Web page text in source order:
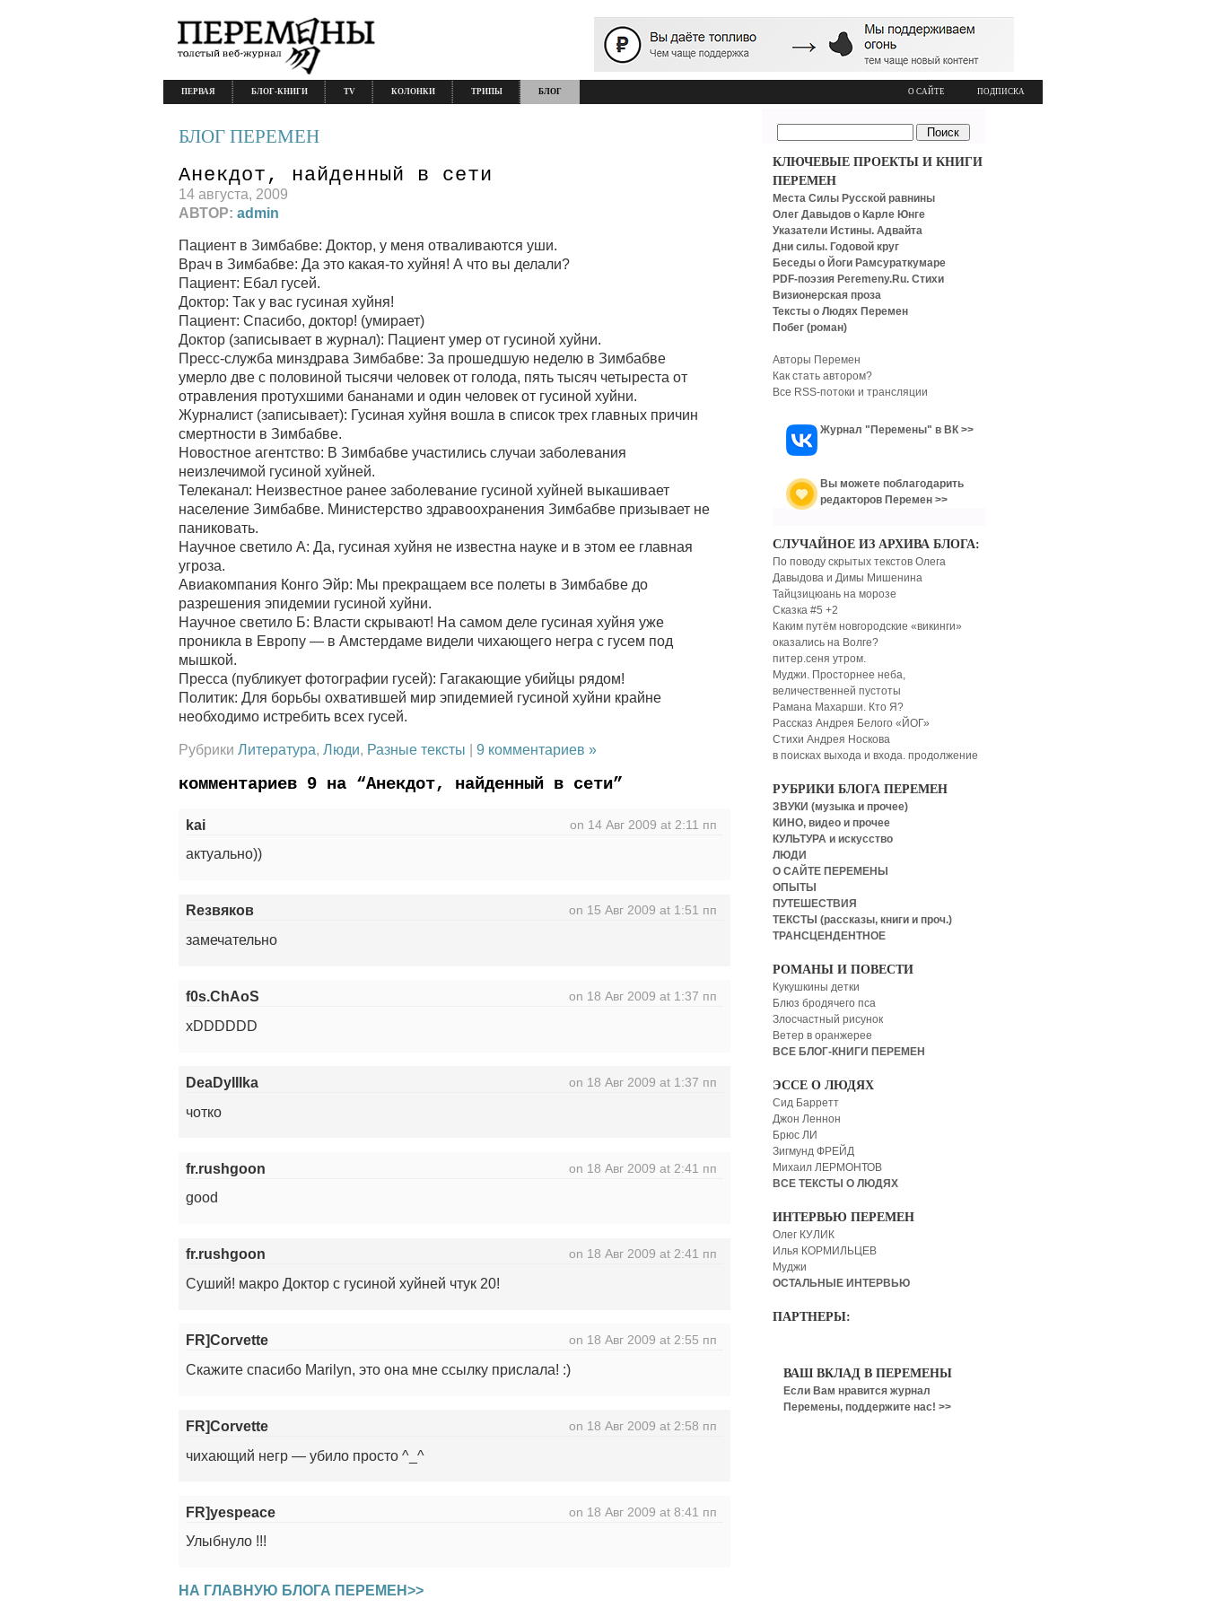
О САЙТЕ ПОДПИСКА
ПЕРВАЯ БЛОГ-КНИГИ TV КОЛОНКИ ТРИПЫ БЛОГ
БЛОГ ПЕРЕМЕН
Анекдот, найденный в сети
14 августа, 2009
АВТОР: admin
Пациент в Зимбабве: Доктор, у меня отваливаются уши.
Врач в Зимбабве: Да это какая-то хуйня! А что вы делали?
Пациент: Ебал гусей.
Доктор: Так у вас гусиная хуйня!
Пациент: Спасибо, доктор! (умирает)
Доктор (записывает в журнал): Пациент умер от гусиной хуйни.
Пресс-служба минздрава Зимбабве: За прошедшую неделю в Зимбабве
умерло две с половиной тысячи человек от голода, пять тысяч четыреста от
отравления протухшими бананами и один человек от гусиной хуйни.
Журналист (записывает): Гусиная хуйня вошла в список трех главных причин
смертности в Зимбабве.
Новостное агентство: В Зимбабве участились случаи заболевания
неизлечимой гусиной хуйней.
Телеканал: Неизвестное ранее заболевание гусиной хуйней выкашивает
население Зимбабве. Министерство здравоохранения Зимбабве призывает не
паниковать.
Научное светило А: Да, гусиная хуйня не известна науке и в этом ее главная
угроза.
Авиакомпания Конго Эйр: Мы прекращаем все полеты в Зимбабве до
разрешения эпидемии гусиной хуйни.
Научное светило Б: Власти скрывают! На самом деле гусиная хуйня уже
проникла в Европу — в Амстердаме видели чихающего негра с гусем под
мышкой.
Пресса (публикует фотографии гусей): Гагакающие убийцы рядом!
Политик: Для борьбы охватившей мир эпидемией гусиной хуйни крайне
необходимо истребить всех гусей.
Рубрики Литература, Люди, Разные тексты 9 комментариев »
комментариев 9 на “Анекдот, найденный в сети”
on 14 Авг 2009 at 2:11 пп
kai
актуально))
on 15 Авг 2009 at 1:51 пп
Rезвяков
замечательно
on 18 Авг 2009 at 1:37 пп
f0s.ChAoS
xDDDDDD
on 18 Авг 2009 at 1:37 пп
DeaDyIIIka
чотко
on 18 Авг 2009 at 2:41 пп
fr.rushgoon
good
on 18 Авг 2009 at 2:41 пп
fr.rushgoon
Суший! макро Доктор с гусиной хуйней чтук 20!
on 18 Авг 2009 at 2:55 пп
FR]Corvette
Скажите спасибо Marilyn, это она мне ссылку прислала! :)
on 18 Авг 2009 at 2:58 пп
FR]Corvette
чихающий негр — убило просто ^_^
on 18 Авг 2009 at 8:41 пп
FR]yespeace
Улыбнуло !!!
НА ГЛАВНУЮ БЛОГА ПЕРЕМЕН>>
КЛЮЧЕВЫЕ ПРОЕКТЫ И КНИГИ
ПЕРЕМЕН
Места Силы Русской равнины
Олег Давыдов о Карле Юнге
Указатели Истины. Адвайта
Дни силы. Годовой круг
Беседы о Йоги Рамсураткумаре
PDF-поэзия Peremeny.Ru. Стихи
Визионерская проза
Тексты о Людях Перемен
Побег (роман)
Авторы Перемен
Как стать автором?
Все RSS-потоки и трансляции
Журнал "Перемены" в ВК >>
Вы можете поблагодарить
редакторов Перемен >>
СЛУЧАЙНОЕ ИЗ АРХИВА БЛОГА:
По поводу скрытых текстов Олега
Давыдова и Димы Мишенина
Тайцзицюань на морозе
Сказка #5 +2
Каким путём новгородские «викинги»
оказались на Волге?
питер.сеня утром.
Муджи. Просторнее неба,
величественней пустоты
Рамана Махарши. Кто Я?
Рассказ Андрея Белого «ЙОГ»
Стихи Андрея Носкова
в поисках выхода и входа. продолжение
РУБРИКИ БЛОГА ПЕРЕМЕН
ЗВУКИ (музыка и прочее)
КИНО, видео и прочее
КУЛЬТУРА и искусство
ЛЮДИ
О САЙТЕ ПЕРЕМЕНЫ
ОПЫТЫ
ПУТЕШЕСТВИЯ
ТЕКСТЫ (рассказы, книги и проч.)
ТРАНСЦЕНДЕНТНОЕ
РОМАНЫ И ПОВЕСТИ
Кукушкины детки
Блюз бродячего пса
Злосчастный рисунок
Ветер в оранжерее
ВСЕ БЛОГ-КНИГИ ПЕРЕМЕН
ЭССЕ О ЛЮДЯХ
Сид Барретт
Джон Леннон
Брюс ЛИ
Зигмунд ФРЕЙД
Михаил ЛЕРМОНТОВ
ВСЕ ТЕКСТЫ О ЛЮДЯХ
ИНТЕРВЬЮ ПЕРЕМЕН
Олег КУЛИК
Илья КОРМИЛЬЦЕВ
Муджи
ОСТАЛЬНЫЕ ИНТЕРВЬЮ
ПАРТНЕРЫ:
ВАШ ВКЛАД В ПЕРЕМЕНЫ
Если Вам нравится журнал
Перемены, поддержите нас! >>